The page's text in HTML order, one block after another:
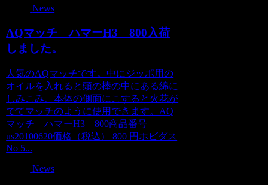
News
AQマッチ ハマーH3 800入荷
しました。
人気のAQマッチです。中にジッポ用の
オイルを入れると頭の棒の中にある綿に
しみこみ、本体の側面にこすると火花が
でてマッチのように使用できます。AQ
マッチ ハマーH3 800商品番号
us20100620価格（税込） 800 円ホビダス
No 5...
News